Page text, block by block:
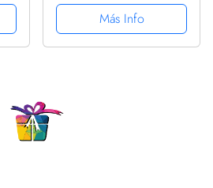
Más Info